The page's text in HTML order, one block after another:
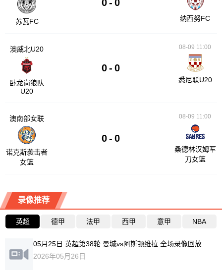
苏瓦FC
0 - 0
纳西努FC
澳威北U20
卧龙岗狼队
U20
0 - 0
08-09 11:00
悉尼联U20
澳南部女联
诺克斯袭击者
女篮
0 - 0
08-09 11:00
桑德林汉姆军
刀女篮
录像推荐
英超 德甲 法甲 西甲 意甲 NBA
05月25日 英超第38轮 曼城vs阿斯顿维拉 全场录像回放
2026年05月26日